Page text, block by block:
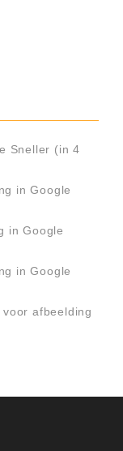
Sneller (in 4
in Google
in Google
in Google
afbeelding